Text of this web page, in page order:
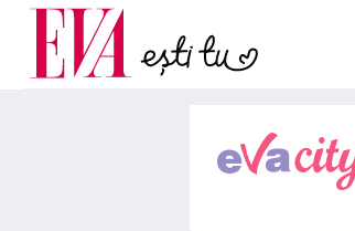
Carieră
Actualitate